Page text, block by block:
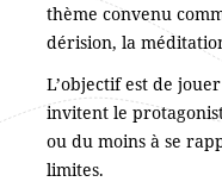
thème convenu
dérision, la
L’objectif est de
invitent le
ou du moins à se
limites.